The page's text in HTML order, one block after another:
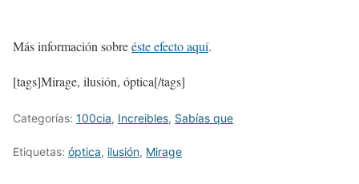
Más información sobreéste efecto aquí.
[tags]Mirage, ilusión, óptica[/tags]
Categorías: 100cia, Increibles, Sabías que
Etiquetas: óptica, ilusión, Mirage